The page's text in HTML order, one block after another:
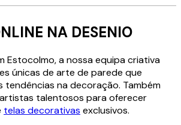
Estocolmo é onde os nossos
fotógrafos e designers
a arte única que distingue a
NA DESENIO
Estocolmo, a nossa equipa criativa
únicas de arte de parede que
tendências na decoração. Também
talentosos para oferecer
telas decorativas exclusivos.